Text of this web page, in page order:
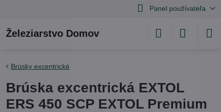
Panel používateľa
Železiarstvo Domov
Brúsky excentrické
Brúska excentrická EXTOL
ERS 450 SCP EXTOL Premium